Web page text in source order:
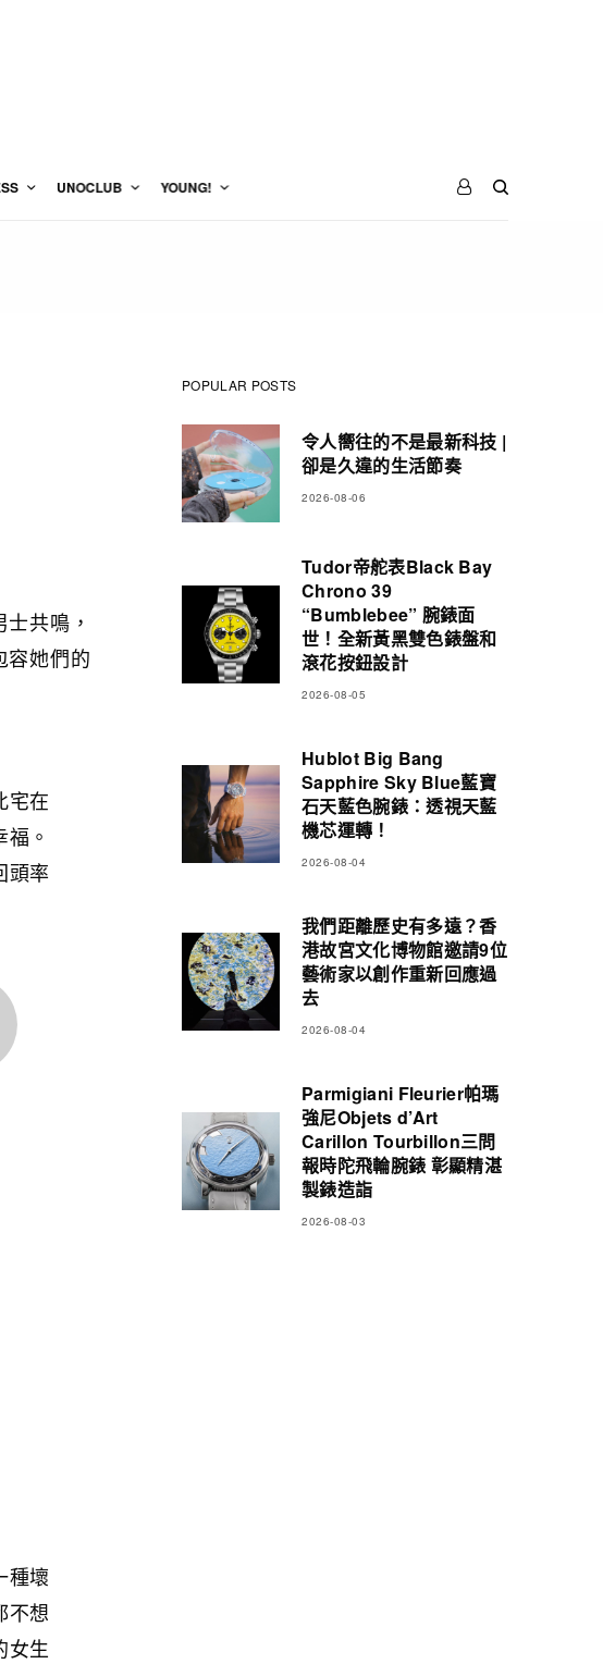
UNOCLUB YOUNG!
共鳴，
容她們的
宅在
。
頭率
種壞
不想
女生
POPULAR POSTS
令人嚮往的不是最新科技 |
卻是久違的生活節奏
2026-08-06
Tudor帝舵表Black Bay
Chrono 39
“Bumblebee” 腕錶面
世！全新黃黑雙色錶盤和
滾花按鈕設計
2026-08-05
Hublot Big Bang
Sapphire Sky Blue藍寶
石天藍色腕錶：透視天藍
機芯運轉！
2026-08-04
我們距離歷史有多遠？香
港故宮文化博物館邀請9位
藝術家以創作重新回應過
去
2026-08-04
Parmigiani Fleurier帕瑪
強尼Objets d’Art
Carillon Tourbillon三問
報時陀飛輪腕錶 彰顯精湛
製錶造詣
2026-08-03